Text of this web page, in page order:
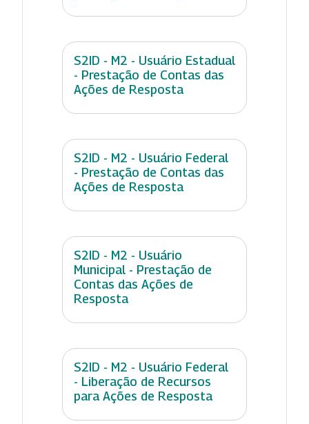
S2ID - M2 - Usuário Estadual
- Prestação de Contas das
Ações de Resposta
S2ID - M2 - Usuário Federal
- Prestação de Contas das
Ações de Resposta
S2ID - M2 - Usuário
Municipal - Prestação de
Contas das Ações de
Resposta
S2ID - M2 - Usuário Federal
- Liberação de Recursos
para Ações de Resposta